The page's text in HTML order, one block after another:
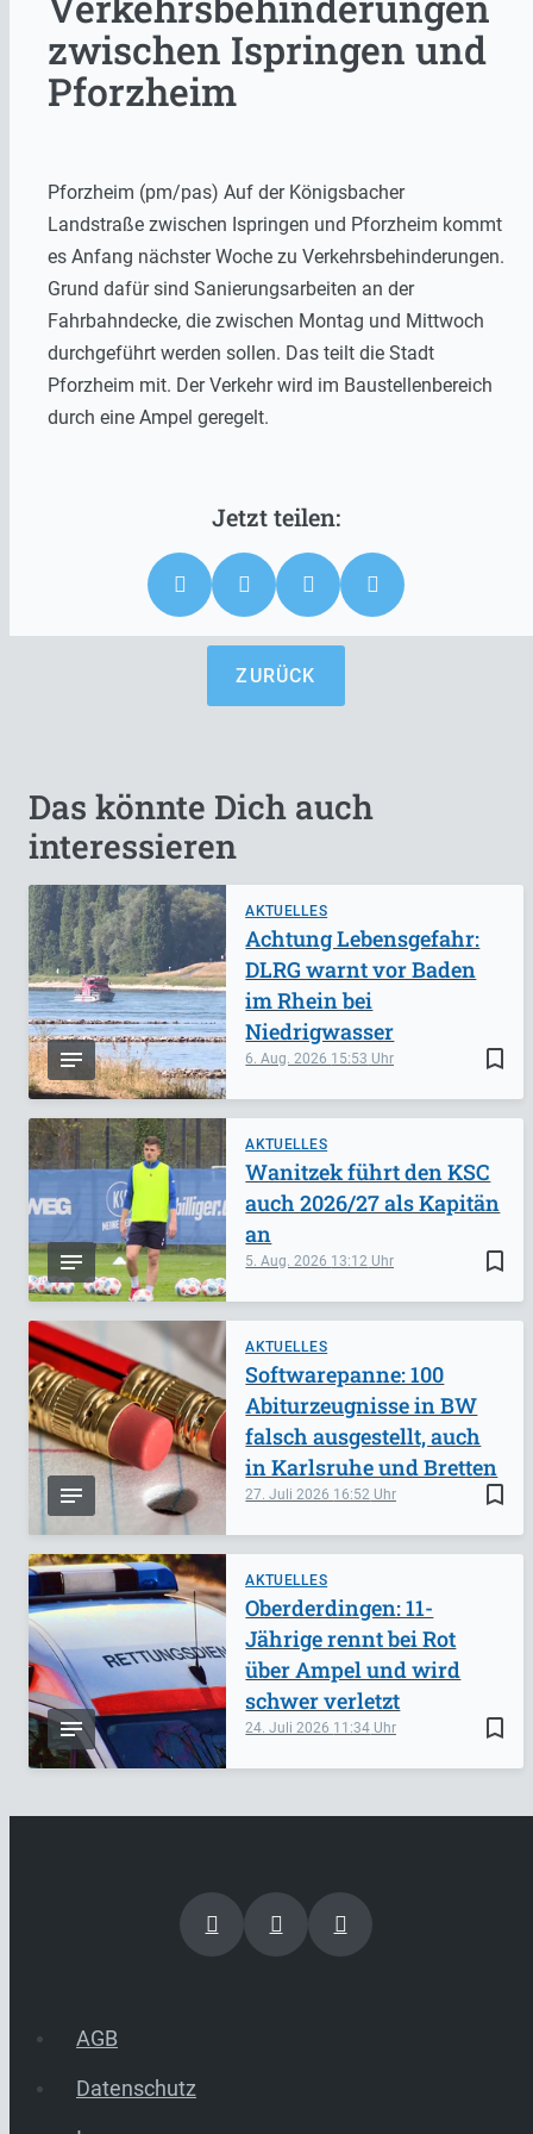
zwischen Ispringen und
Pforzheim
Pforzheim (pm/pas) Auf der Königsbacher
Landstraße zwischen Ispringen und Pforzheim kommt
es Anfang nächster Woche zu Verkehrsbehinderungen.
Grund dafür sind Sanierungsarbeiten an der
Fahrbahndecke, die zwischen Montag und Mittwoch
durchgeführt werden sollen. Das teilt die Stadt
Pforzheim mit. Der Verkehr wird im Baustellenbereich
durch eine Ampel geregelt.
ZURÜCK
Das könnte Dich auch
interessieren
AKTUELLES
bookmark_border
6. Aug. 2026 15:53
Achtung Lebensgefahr:
DLRG warnt vor Baden
im Rhein bei
Niedrigwasser
AKTUELLES
bookmark_border
5. Aug. 2026 13:12
Wanitzek führt den KSC
auch 2026/27 als Kapitän
an
AKTUELLES
bookmark_border
27. Juli 2026 16:52
Softwarepanne: 100
Abiturzeugnisse in BW
falsch ausgestellt, auch
in Karlsruhe und Bretten
AKTUELLES
bookmark_border
24. Juli 2026 11:34
Oberderdingen: 11-
Jährige rennt bei Rot
über Ampel und wird
schwer verletzt
AGB
Datenschutz